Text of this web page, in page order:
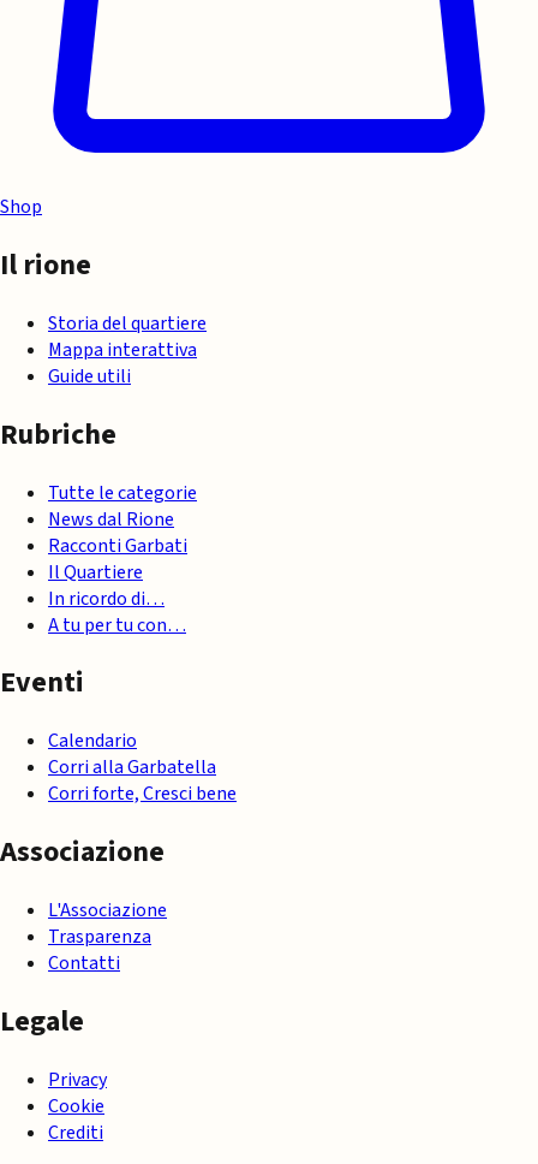
Shop
Il rione
Storia del quartiere
Mappa interattiva
Guide utili
Rubriche
Tutte le categorie
News dal Rione
Racconti Garbati
Il Quartiere
In ricordo di…
A tu per tu con…
Eventi
Calendario
Corri alla Garbatella
Corri forte, Cresci bene
Associazione
L'Associazione
Trasparenza
Contatti
Legale
Privacy
Cookie
Crediti